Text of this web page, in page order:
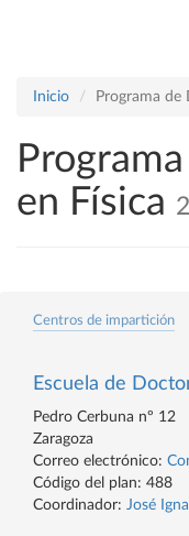
Inicio Programa de
en Física
Centros de impartición
Escuela de
Pedro Cerbuna nº 12
Zaragoza
Correo electrónico:
Código del plan: 488
Coordinador: José